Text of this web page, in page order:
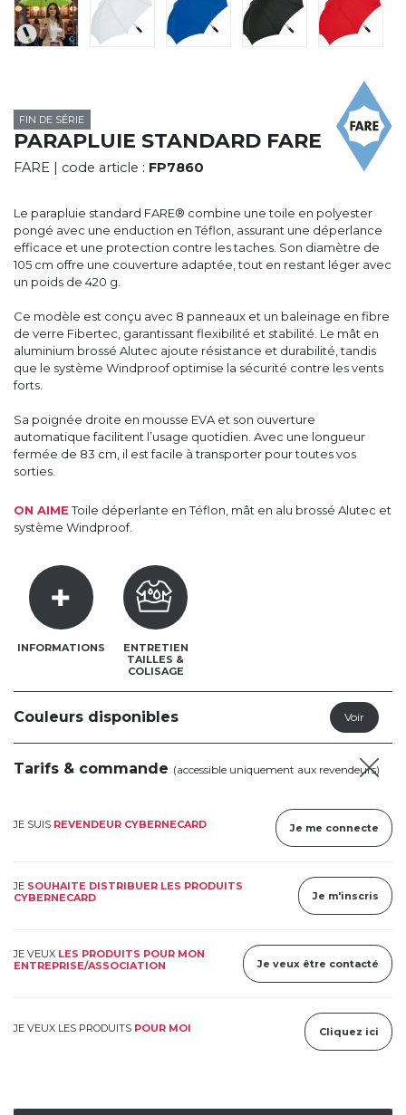
MARQUES & CERTIFICATS
TECHNIQUES MARQUAGE
FIN DE SÉRIE
PARAPLUIE STANDARD FARE
FARE | code article : FP7860
Le parapluie standard FARE® combine une toile en polyester
pongé avec une enduction en Téflon, assurant une déperlance
efficace et une protection contre les taches. Son diamètre de
105 cm offre une couverture adaptée, tout en restant léger avec
un poids de 420 g.
Ce modèle est conçu avec 8 panneaux et un baleinage en fibre
de verre Fibertec, garantissant flexibilité et stabilité. Le mât en
aluminium brossé Alutec ajoute résistance et durabilité, tandis
que le système Windproof optimise la sécurité contre les vents
forts.
Sa poignée droite en mousse EVA et son ouverture
automatique facilitent l’usage quotidien. Avec une longueur
fermée de 83 cm, il est facile à transporter pour toutes vos
sorties.
ON AIMEToile déperlante en Téflon, mât en alu brossé Alutec et
système Windproof.
INFORMATIONS
ENTRETIEN
TAILLES &
COLISAGE
Couleurs disponibles
Tarifs & commande (accessible uniquement aux revendeurs)
JE SUIS REVENDEUR CYBERNECARD Je me connecte
JE SOUHAITE DISTRIBUER LES PRODUITS
CYBERNECARD
Je m'inscris
JE VEUX LES PRODUITS POUR MON
ENTREPRISE/ASSOCIATION
Je veux être contacté
JE VEUX LES PRODUITS POUR MOI Cliquez ici